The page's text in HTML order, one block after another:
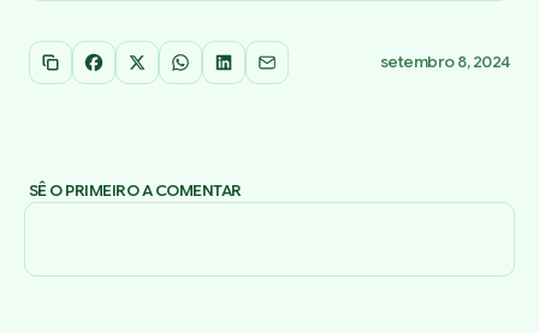
Copiar link
Facebook
X WhatsApp
LinkedInEmail setembro 8, 2024
SÊ O PRIMEIRO A COMENTAR